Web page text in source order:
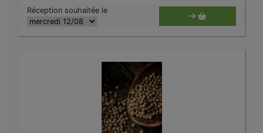
Réception souhaitée le